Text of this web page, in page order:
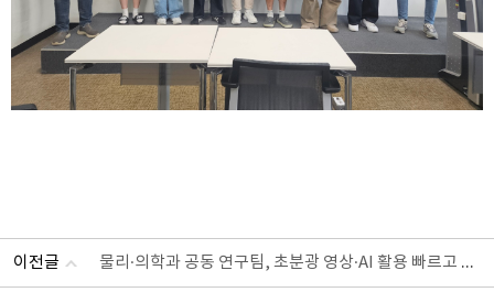
이전글 물리·의학과 공동 연구팀, 초분광 영상·AI 활용 빠르고 정확한 위암 진단 기술 개발